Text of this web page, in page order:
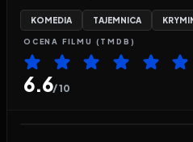
KOMEDIA TAJEMNICA
OCENA FILMU (TMDB)
6.6/ 10